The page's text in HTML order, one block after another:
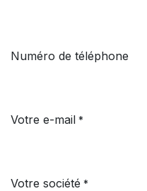
Numéro de téléphone
Votre e-mail *
Votre société *